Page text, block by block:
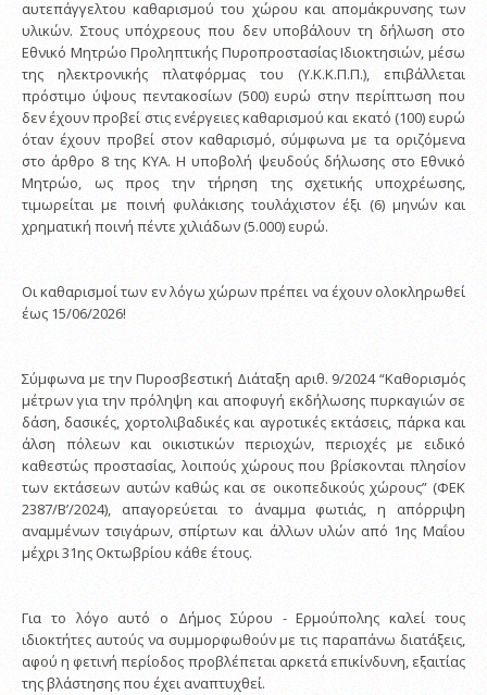
αυτεπάγγελτου καθαρισμού του χώρου και απομάκρυνσης των
υλικών. Στους υπόχρεους που δεν υποβάλουν τη δήλωση στο
Εθνικό Μητρώο Προληπτικής Πυροπροστασίας Ιδιοκτησιών, μέσω
της ηλεκτρονικής πλατφόρμας του (Υ.Κ.Κ.Π.Π.), επιβάλλεται
πρόστιμο ύψους πεντακοσίων (500) ευρώ στην περίπτωση που
δεν έχουν προβεί στις ενέργειες καθαρισμού και εκατό (100) ευρώ
όταν έχουν προβεί στον καθαρισμό, σύμφωνα με τα οριζόμενα
στο άρθρο 8 της ΚΥΑ. Η υποβολή ψευδούς δήλωσης στο Εθνικό
Μητρώο, ως προς την τήρηση της σχετικής υποχρέωσης,
τιμωρείται με ποινή φυλάκισης τουλάχιστον έξι (6) μηνών και
χρηματική ποινή πέντε χιλιάδων (5.000) ευρώ.
Οι καθαρισμοί των εν λόγω χώρων πρέπει να έχουν ολοκληρωθεί
έως 15/06/2026!
Σύμφωνα με την Πυροσβεστική Διάταξη αριθ. 9/2024 “Καθορισμός
μέτρων για την πρόληψη και αποφυγή εκδήλωσης πυρκαγιών σε
δάση, δασικές, χορτολιβαδικές και αγροτικές εκτάσεις, πάρκα και
άλση πόλεων και οικιστικών περιοχών, περιοχές με ειδικό
καθεστώς προστασίας, λοιπούς χώρους που βρίσκονται πλησίον
των εκτάσεων αυτών καθώς και σε οικοπεδικούς χώρους” (ΦΕΚ
2387/Β’/2024), απαγορεύεται το άναμμα φωτιάς, η απόρριψη
αναμμένων τσιγάρων, σπίρτων και άλλων υλών από 1ης Μαΐου
μέχρι 31ης Οκτωβρίου κάθε έτους.
Για το λόγο αυτό ο Δήμος Σύρου - Ερμούπολης καλεί τους
ιδιοκτήτες αυτούς να συμμορφωθούν με τις παραπάνω διατάξεις,
αφού η φετινή περίοδος προβλέπεται αρκετά επικίνδυνη, εξαιτίας
της βλάστησης που έχει αναπτυχθεί.